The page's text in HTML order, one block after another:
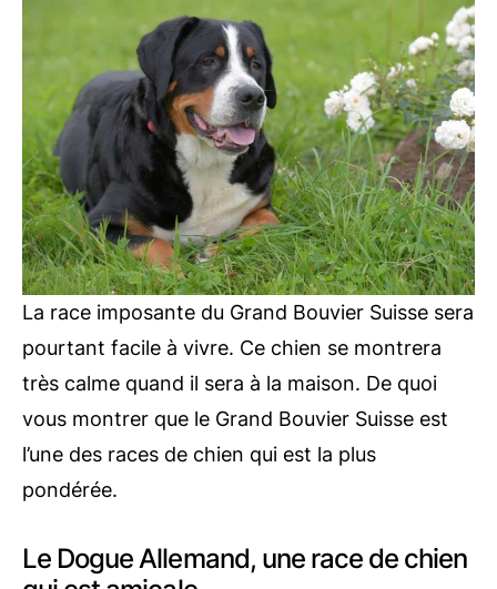
La race imposante du Grand Bouvier Suisse sera
pourtant facile à vivre. Ce chien se montrera
très calme quand il sera à la maison. De quoi
vous montrer que le Grand Bouvier Suisse est
l’une des races de chien qui est la plus
pondérée.
Le Dogue Allemand, une race de chien